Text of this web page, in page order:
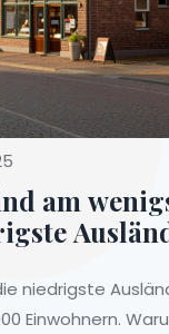
am
niedrigste
Einwohnern.